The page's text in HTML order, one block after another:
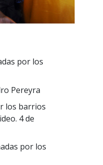
por los
Pereyra
los barrios
4 de
por los